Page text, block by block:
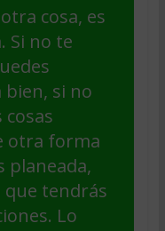
cosa, es
Si no te
si no
cosas
otra forma
planeada,
tendrás
Lo